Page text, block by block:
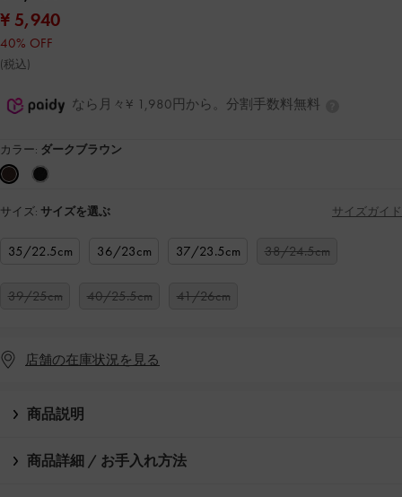
¥ 5,940
40% OFF
(税込)
なら月々¥ 1,980円から。分割手数料無料
カラー: ダークブラウン
サイズ: サイズを選ぶ サイズガイド
35/22.5cm 36/23cm 37/23.5cm 38/24.5cm
39/25cm 40/25.5cm 41/26cm
店舗の在庫状況を見る
商品説明
商品詳細 / お手入れ方法